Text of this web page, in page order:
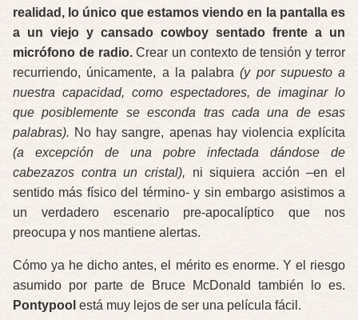
realidad, lo único que estamos viendo en la pantalla es
a un viejo y cansado cowboy sentado frente a un
micrófono de radio.Crear un contexto de tensión y terror
recurriendo, únicamente, a la palabra(y por supuesto a
nuestra capacidad, como espectadores, de imaginar lo
que posiblemente se esconda tras cada una de esas
palabras). No hay sangre, apenas hay violencia explícita
(a excepción de una pobre infectada dándose de
cabezazos contra un cristal), ni siquiera acción –en el
sentido más físico del término- y sin embargo asistimos a
un verdadero escenario pre-apocalíptico que nos
preocupa y nos mantiene alertas.
Cómo ya he dicho antes, el mérito es enorme. Y el riesgo
asumido por parte de Bruce McDonald también lo es.
Pontypool está muy lejos de ser una película fácil.